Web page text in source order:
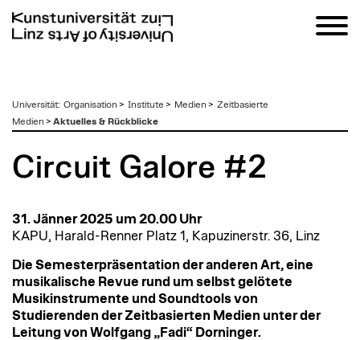
zum
Inhalt
Universität: Organisation > Institute > Medien > Zeitbasierte
Medien > Aktuelles & Rückblicke
Circuit Galore #2
31. Jänner 2025 um 20.00 Uhr
KAPU, Harald-Renner Platz 1, Kapuzinerstr. 36, Linz
Die Semesterpräsentation der anderen Art, eine
musikalische Revue rund um selbst gelötete
Musikinstrumente und Soundtools von
Studierenden der Zeitbasierten Medien unter der
Leitung von Wolfgang „Fadi“ Dorninger.